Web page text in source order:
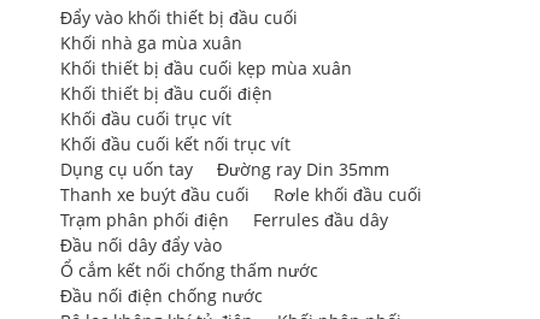
Đẩy vào khối thiết bị đầu cuối
Khối nhà ga mùa xuân
Khối thiết bị đầu cuối kẹp mùa xuân
Khối thiết bị đầu cuối điện
Khối đầu cuối trục vít
Khối đầu cuối kết nối trục vít
Dụng cụ uốn tay
Đường ray Din 35mm
Thanh xe buýt đầu cuối
Rơle khối đầu cuối
Trạm phân phối điện
Ferrules đầu dây
Đầu nối dây đẩy vào
Ổ cắm kết nối chống thấm nước
Đầu nối điện chống nước